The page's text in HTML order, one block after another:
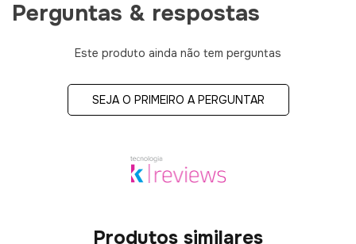
Perguntas & respostas
Este produto ainda não tem perguntas
SEJA O PRIMEIRO A PERGUNTAR
Produtos similares